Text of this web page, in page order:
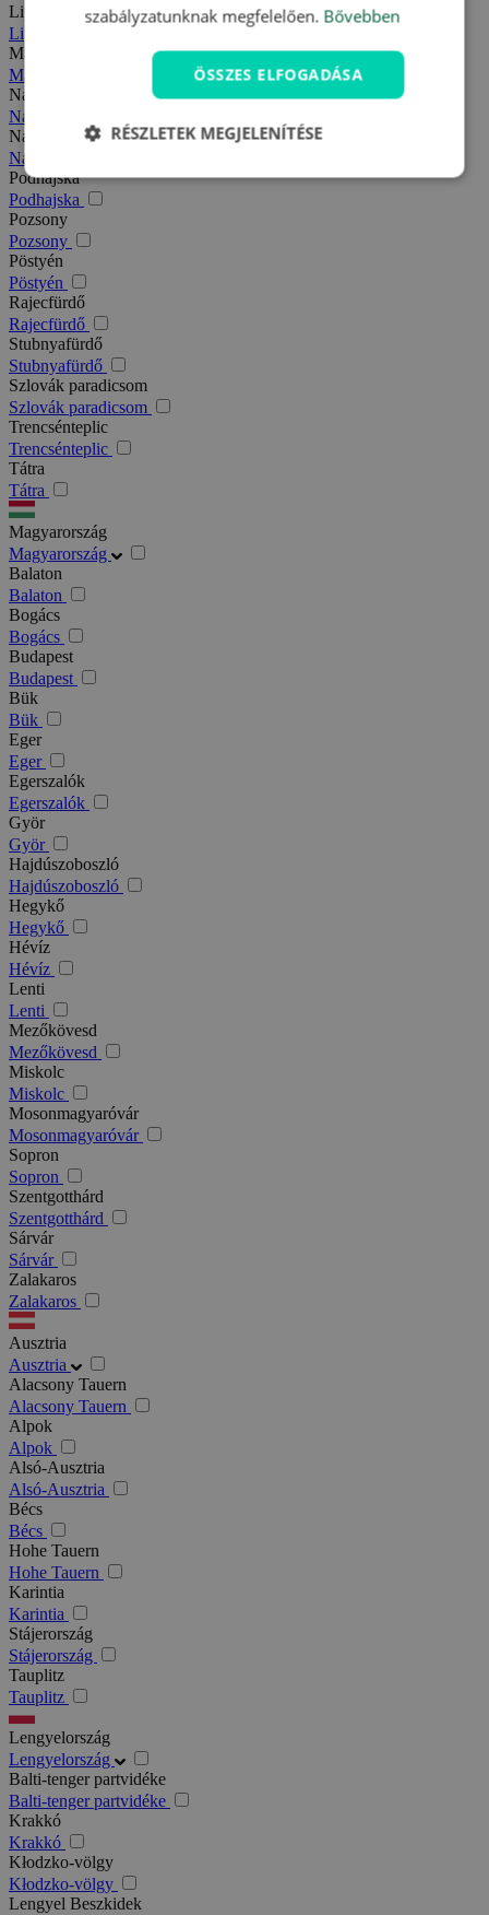
Liptó
Liptó
Magas-Tátra
Magas-Tátra
Nagy-Fátra
Nagy-Fátra
Nagymegyer
Nagymegyer
Podhajska
Podhajska
Pozsony
Pozsony
Pöstyén
Pöstyén
Rajecfürdő
Rajecfürdő
Stubnyafürdő
Stubnyafürdő
Szlovák paradicsom
Szlovák paradicsom
Trencsénteplic
Trencsénteplic
Tátra
Tátra
Magyarország
Magyarország
Balaton
Balaton
Bogács
Bogács
Budapest
Budapest
Bük
Bük
Eger
Eger
Egerszalók
Egerszalók
Györ
Györ
Hajdúszoboszló
Hajdúszoboszló
Hegykő
Hegykő
Hévíz
Hévíz
Lenti
Lenti
Mezőkövesd
Mezőkövesd
Miskolc
Miskolc
Mosonmagyaróvár
Mosonmagyaróvár
Sopron
Sopron
Szentgotthárd
Szentgotthárd
Sárvár
Sárvár
Zalakaros
Zalakaros
Ausztria
Ausztria
Alacsony Tauern
Alacsony Tauern
Alpok
Alpok
Alsó-Ausztria
Alsó-Ausztria
Bécs
Bécs
Hohe Tauern
Hohe Tauern
Karintia
Karintia
Stájerország
Stájerország
Tauplitz
Tauplitz
Lengyelország
Lengyelország
Balti-tenger partvidéke
Balti-tenger partvidéke
Krakkó
Krakkó
Kłodzko-völgy
Kłodzko-völgy
Lengyel Beszkidek
szabályzatunknak megfelelően. Bővebben
ÖSSZES ELFOGADÁSA
RÉSZLETEK MEGJELENÍTÉSE